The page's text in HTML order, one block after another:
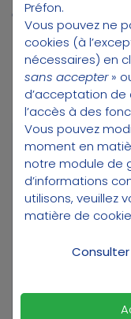
épargne
aujourd’hui
UN CADRE
Joséphine est
elle à 39 ans,
par mois. Son
400€ net. En
avis
déduire
imposable.
d'imposition
d'économies
Préfon.
Vous pouvez ne
cookies (à
nécessaires) en
sans accepter»
d’acceptation
l’accès à des
Vous pouvez
moment en
notre module de
d’informations
utilisons, veuillez
matière de